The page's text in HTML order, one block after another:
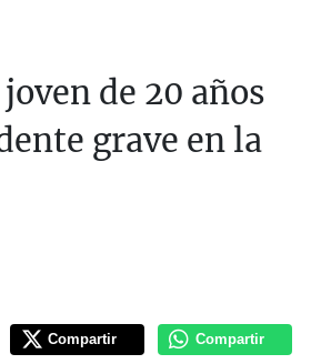
de 20 años
grave en la
Compartir Compartir